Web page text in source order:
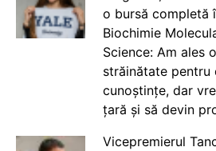
o bursă completă
Biochimie
Science: Am ales
străinătate
cunoștințe, dar
țară și să devin
Vicepremierul